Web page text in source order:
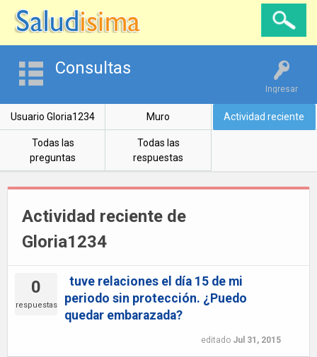
Ingresar
Consultas
Usuario Gloria1234 Muro Actividad reciente
Todas las
preguntas
Todas las
respuestas
Actividad reciente de
Gloria1234
0
respuestas
tuve relaciones el día 15 de mi
periodo sin protección. ¿Puedo
quedar embarazada?
editado Jul 31, 2015